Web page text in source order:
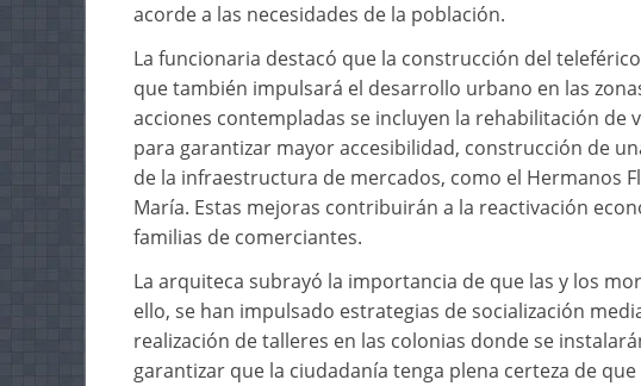
acorde a las necesidades de la población.
La funcionaria destacó que la construcción del
que también impulsará el desarrollo urbano en las
acciones contempladas se incluyen la rehabilitación de
para garantizar mayor accesibilidad, construcción de
de la infraestructura de mercados, como el Hermanos
María. Estas mejoras contribuirán a la reactivación
familias de comerciantes.
La arquiteca subrayó la importancia de que las y los
ello, se han impulsado estrategias de socialización
realización de talleres en las colonias donde se
garantizar que la ciudadanía tenga plena certeza de